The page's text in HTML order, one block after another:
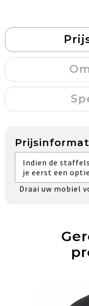
Indien de
je eerst een
Draai uw mobiel